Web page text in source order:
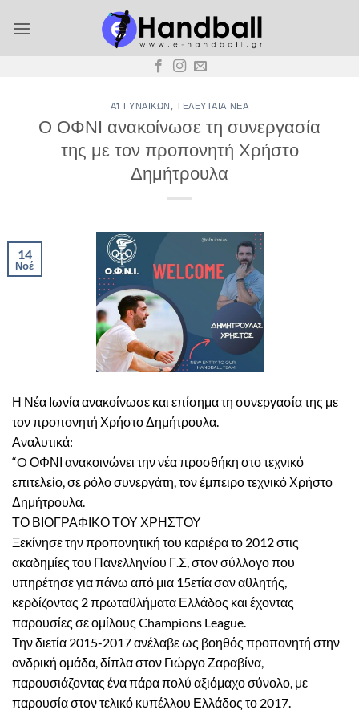
στο
Α1 ΓΥΝΑΙΚΏΝ, ΤΕΛΕΥΤΑΊΑ ΝΈΑ
Ο ΟΦΝΙ ανακοίνωσε τη συνεργασία
της με τον προπονητή Χρήστο
Δημήτρουλα
14
Νοέ
Η Νέα Ιωνία ανακοίνωσε και επίσημα τη συνεργασία της με
τον προπονητή Χρήστο Δημήτρουλα.
Αναλυτικά:
“O ΟΦΝΙ ανακοινώνει την νέα προσθήκη στο τεχνικό
επιτελείο, σε ρόλο συνεργάτη, τον έμπειρο τεχνικό Χρήστο
Δημήτρουλα.
ΤΟ ΒΙΟΓΡΑΦΙΚΟ ΤΟΥ ΧΡΗΣΤΟΥ
Ξεκίνησε την προπονητική του καριέρα το 2012 στις
ακαδημίες του Πανελληνίου Γ.Σ, στον σύλλογο που
υπηρέτησε για πάνω από μια 15ετία σαν αθλητής,
κερδίζοντας 2 πρωταθλήματα Ελλάδος και έχοντας
παρουσίες σε ομίλους Champions League.
Την διετία 2015-2017 ανέλαβε ως βοηθός προπονητή στην
ανδρική ομάδα, δίπλα στον Γιώργο Ζαραβίνα,
παρουσιάζοντας ένα πάρα πολύ αξιόμαχο σύνολο, με
παρουσία στον τελικό κυπέλλου Ελλάδος το 2017.